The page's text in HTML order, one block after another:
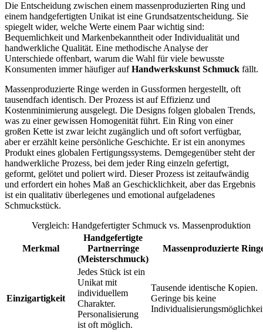
Die Entscheidung zwischen einem massenproduzierten Ring und
einem handgefertigten Unikat ist eine Grundsatzentscheidung. Sie
spiegelt wider, welche Werte einem Paar wichtig sind:
Bequemlichkeit und Markenbekanntheit oder Individualität und
handwerkliche Qualität. Eine methodische Analyse der
Unterschiede offenbart, warum die Wahl für viele bewusste
Konsumenten immer häufiger aufHandwerkskunst Schmuck fällt.
Massenproduzierte Ringe werden in Gussformen hergestellt, oft
tausendfach identisch. Der Prozess ist auf Effizienz und
Kostenminimierung ausgelegt. Die Designs folgen globalen Trends,
was zu einer gewissen Homogenität führt. Ein Ring von einer
großen Kette ist zwar leicht zugänglich und oft sofort verfügbar,
aber er erzählt keine persönliche Geschichte. Er ist ein anonymes
Produkt eines globalen Fertigungssystems. Demgegenüber steht der
handwerkliche Prozess, bei dem jeder Ring einzeln gefertigt,
geformt, gelötet und poliert wird. Dieser Prozess ist zeitaufwändig
und erfordert ein hohes Maß an Geschicklichkeit, aber das Ergebnis
ist ein qualitativ überlegenes und emotional aufgeladenes
Schmuckstück.
Vergleich: Handgefertigter Schmuck vs. Massenproduktion
Merkmal
Handgefertigte
Partnerringe
(Meisterschmuck)
Massenproduzierte
Einzigartigkeit
Jedes Stück ist ein
Unikat mit
individuellem
Charakter.
Personalisierung
ist oft möglich.
Tausende identische Kopien.
Geringe bis keine